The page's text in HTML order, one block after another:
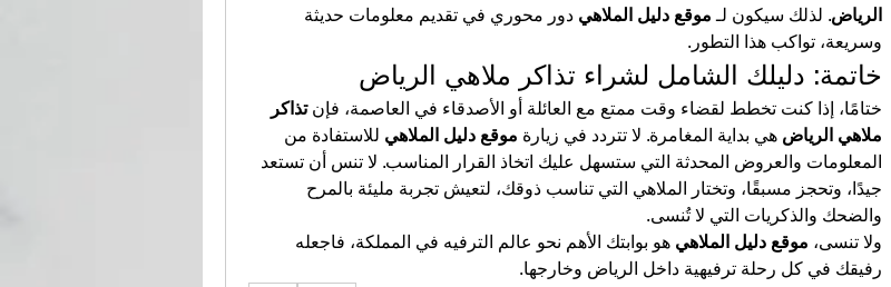
الرياض. لذلك سيكون لـ موقع دليل الملاهي
وسريعة، تواكب هذا التطور.
خاتمة: دليلك الشامل لشراء تذاكر ملاهي الرياض
ختامًا، إذا كنت تخطط لقضاء وقت ممتع مع العائلة أو الأصدقاء في العاصمة، فإن
ملاهي الرياض هي بداية المغامرة. لا تتردد في زيارة موقع دليل الملاهي
والضحك والذكريات التي لا تُنسى.
ولا تنسى، موقع دليل الملاهي
رفيقك في كل رحلة ترفيهية داخل الرياض وخارجها.